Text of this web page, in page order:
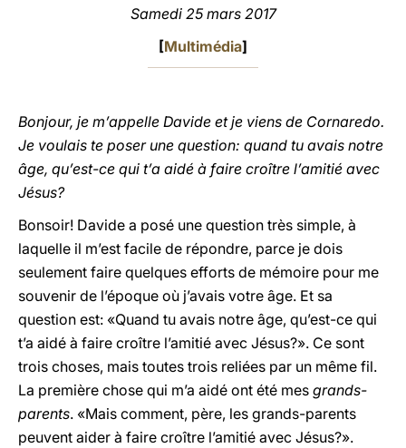
Samedi 25 mars 2017
[Multimédia]
Bonjour, je m’appelle Davide et je viens de Cornaredo.
Je voulais te poser une question: quand tu avais notre
âge, qu’est-ce qui t’a aidé à faire croître l’amitié avec
Jésus?
Bonsoir! Davide a posé une question très simple, à
laquelle il m’est facile de répondre, parce je dois
seulement faire quelques efforts de mémoire pour me
souvenir de l’époque où j’avais votre âge. Et sa
question est: «Quand tu avais notre âge, qu’est-ce qui
t’a aidé à faire croître l’amitié avec Jésus?». Ce sont
trois choses, mais toutes trois reliées par un même fil.
La première chose qui m’a aidé ont été mes grands-
parents. «Mais comment, père, les grands-parents
peuvent aider à faire croître l’amitié avec Jésus?».